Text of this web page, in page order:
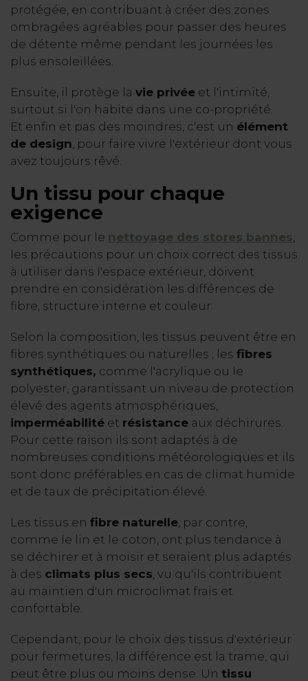
protégée, en contribuant à créer des zones
ombragées agréables pour passer des heures
de détente même pendant les journées les
plus ensoleillées.
Ensuite, il protège la vie privée et l'intimité,
surtout si l'on habite dans une co-propriété.
Et enfin et pas des moindres, c'est un élément
de design , pour faire vivre l'extérieur dont vous
avez toujours rêvé.
Un tissu pour chaque
exigence
Comme pour le nettoyage des stores bannes
les précautions pour un choix correct des tissus
à utiliser dans l'espace extérieur, doivent
prendre en considération les différences de
fibre, structure interne et couleur.
Selon la composition, les tissus peuvent être en
fibres synthétiques ou naturelles ; les fibres
synthétiques, comme l'acrylique ou le
polyester, garantissant un niveau de protection
élevé des agents atmosphériques,
imperméabilité et résistance aux déchirures.
Pour cette raison ils sont adaptés à de
nombreuses conditions météorologiques et ils
sont donc préférables en cas de climat humide
et de taux de précipitation élevé.
Les tissus en fibre naturelle , par contre,
comme le lin et le coton, ont plus tendance à
se déchirer et à moisir et seraient plus adaptés
à des climats plus secs , vu qu'ils contribuent
au maintien d'un microclimat frais et
confortable.
Cependant, pour le choix des tissus d'extérieur
pour fermetures, la différence est la trame, qui
peut être plus ou moins dense. Un tissu